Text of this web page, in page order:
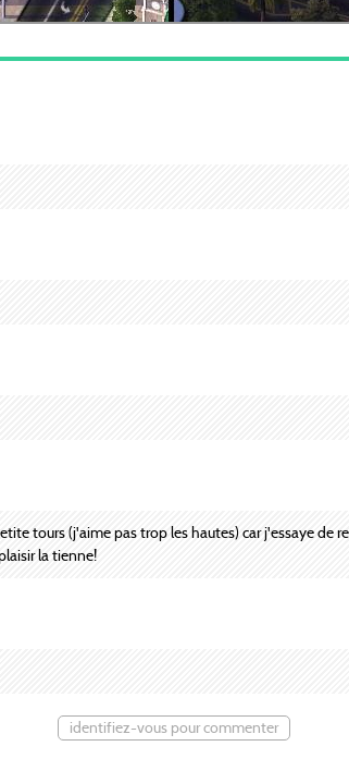
tours (j'aime pas trop les hautes) car j'essaye de
la tienne!
identifiez-vous pour commenter